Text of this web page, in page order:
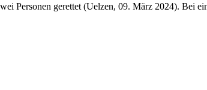
Personen gerettet (Uelzen, 09. März 2024). Bei